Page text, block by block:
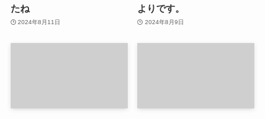
たね
2024年8月11日
よりです。
2024年8月9日